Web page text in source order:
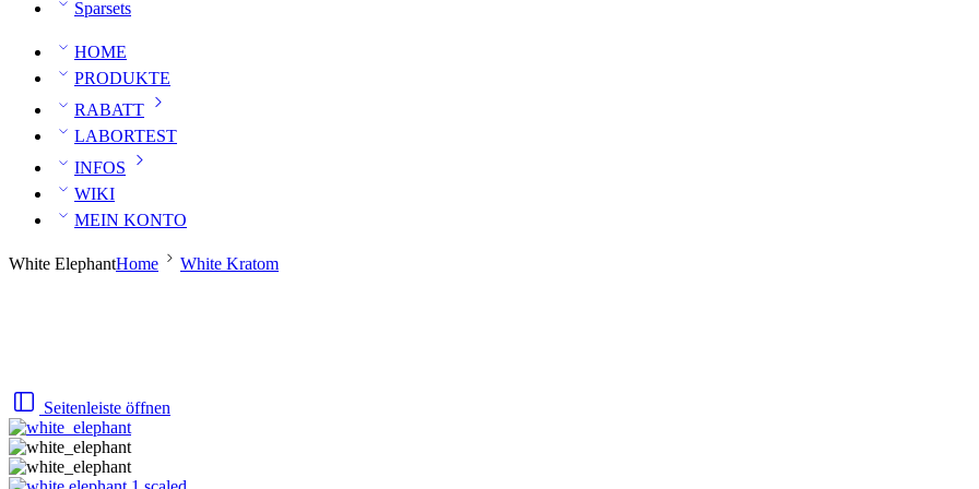
Sparsets
HOME
PRODUKTE
RABATT
LABORTEST
INFOS
WIKI
MEIN KONTO
White ElephantHome White Kratom
Seitenleiste öffnen